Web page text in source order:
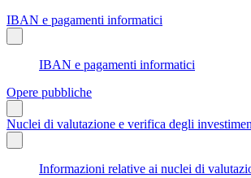
IBAN e pagamenti informatici
IBAN e pagamenti informatici
Opere pubbliche
Nuclei di valutazione e verifica degli
Informazioni relative ai nuclei di